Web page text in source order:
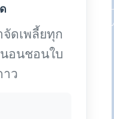
ดเพลี้ยทุก
อนชอนใบ
ว